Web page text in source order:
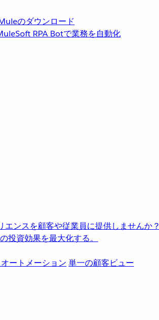
のダウンロード
RPA Botで業務を自動化
ンスを顧客や従業員に提供しませんか？
資効果を最大化する。
ートメーション 単一の顧客ビュー